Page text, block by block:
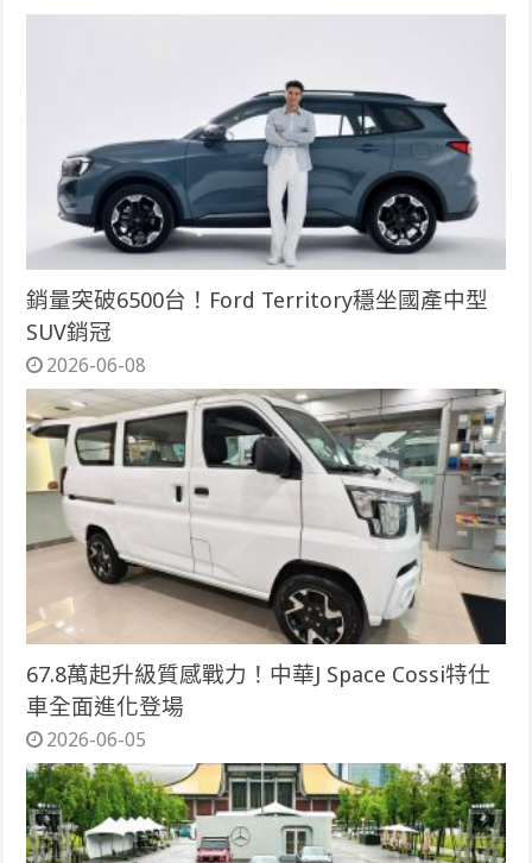
銷量突破6500台！Ford Territory穩坐國產中型
SUV銷冠
2026-06-08
67.8萬起升級質感戰力！中華J Space Cossi特仕
車全面進化登場
2026-06-05